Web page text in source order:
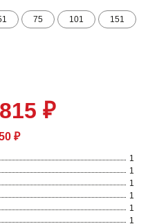
75 101 151
₽
₽
1
1
1
1
1
1